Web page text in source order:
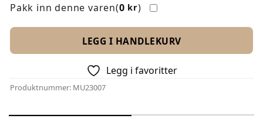
Pakk inn denne varen(0 kr)
LEGG I HANDLEKURV
Legg i favoritter
Produktnummer: MU23007